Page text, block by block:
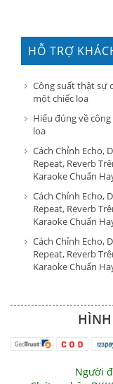
HỖ TRỢ
HÀNG
Công suất thật sự
một chiếc loa
Hiểu đúng về
loa
Cách Chỉnh Echo,
Repeat, Reverb
Karaoke Chuẩn
Cách Chỉnh Echo,
Repeat, Reverb
Karaoke Chuẩn
Cách Chỉnh Echo,
Repeat, Reverb
Karaoke Chuẩn
Người